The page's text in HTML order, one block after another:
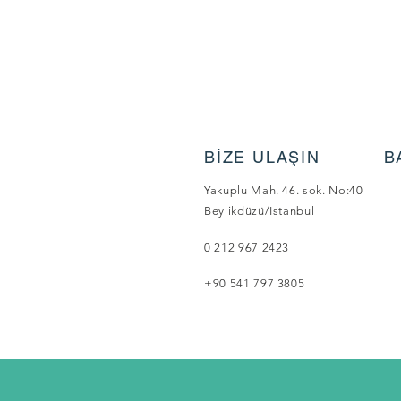
BİZE ULAŞIN
Yakuplu Mah. 46. sok. No:40
Beylikdüzü/Istanbul
0 212 967 2423
+90 541 797 3805